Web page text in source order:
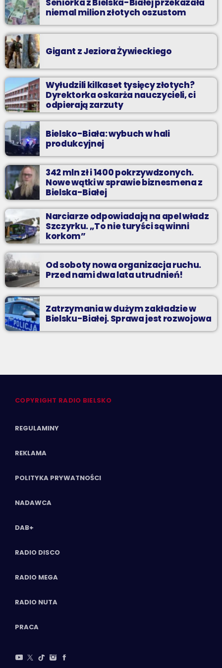
Seniorka z Bielska-Białej przekazała
niemal milion złotych oszustom
Gigant z Jeziora Żywieckiego
Wyłudzili kilkaset tysięcy złotych?
Dyrektorka oskarża nauczycieli, ci
odpierają zarzuty
Bielsko-Biała: wybuch w hali
produkcyjnej
342 mln zł i 1400 pokrzywdzonych.
Nowe wątki w sprawie biznesmena z
Bielska-Białej
Narciarze odpowiadają na apel władz
Szczyrku. „To nie turyści są winni
korkom”
Od soboty nowa organizacja ruchu.
Przed nami dwa lata utrudnień!
Zatrzymania w dużym zakładzie w
Bielsku-Białej. Sprawa jest rozwojowa
COPYRIGHT RADIO BIELSKO
REGULAMINY
REKLAMA
POLITYKA PRYWATNOŚCI
NADAWCA
DAB+
RADIO DISCO
RADIO MEGA
RADIO NUTA
PRACA